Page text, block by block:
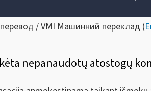
/ VMI Машинний переклад (